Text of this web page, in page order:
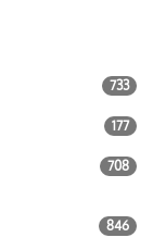
733
177
708
846